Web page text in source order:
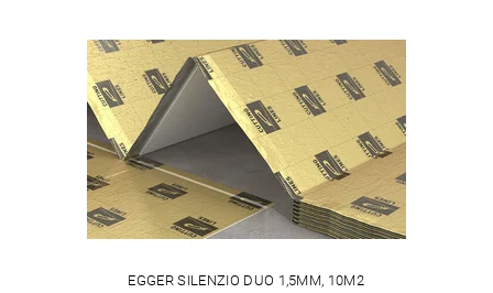
EGGER SILENZIO DUO 1,5MM, 10M2